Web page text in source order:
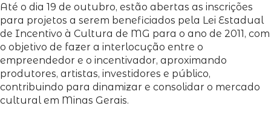
Até o dia 19 de outubro, estão abertas as inscrições
para projetos a serem beneficiados pela Lei Estadual
de Incentivo à Cultura de MG para o ano de 2011, com
o objetivo de fazer a interlocução entre o
empreendedor e o incentivador, aproximando
produtores, artistas, investidores e público,
contribuindo para dinamizar e consolidar o mercado
cultural em Minas Gerais.